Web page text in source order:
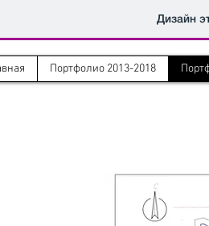
Дизайн
Портфолио 2013-2018